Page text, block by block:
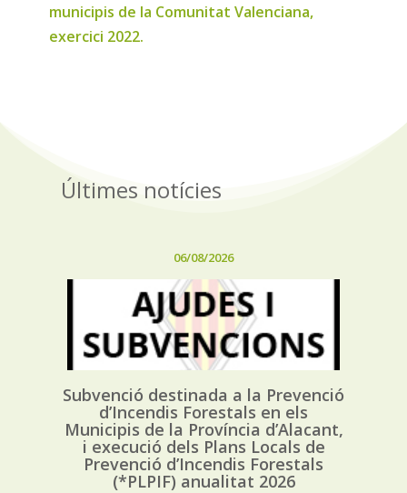
municipis de la Comunitat Valenciana,
exercici 2022.
Últimes notícies
06/08/2026
Subvenció destinada a la Prevenció
d’Incendis Forestals en els
Municipis de la Província d’Alacant,
i execució dels Plans Locals de
Prevenció d’Incendis Forestals
(*PLPIF) anualitat 2026